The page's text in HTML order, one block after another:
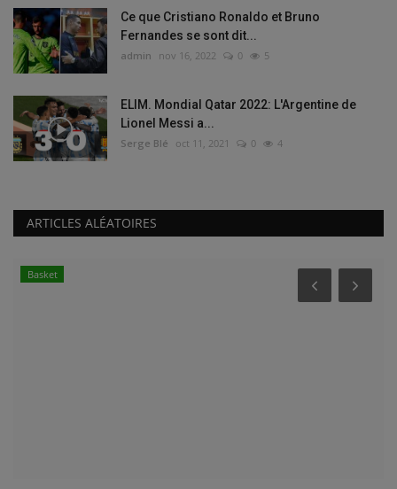
Ce que Cristiano Ronaldo et Bruno
Fernandes se sont dit...
admin nov 16, 2022 0 5
ELIM. Mondial Qatar 2022: L'Argentine de
Lionel Messi a...
Serge Blé oct 11, 2021 0 4
ARTICLES ALÉATOIRES
Basket